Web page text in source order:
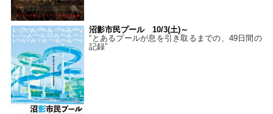
沼影市民プール 10/3(土)～
“とあるプールが息を引き取るまでの、49日間の
記録”